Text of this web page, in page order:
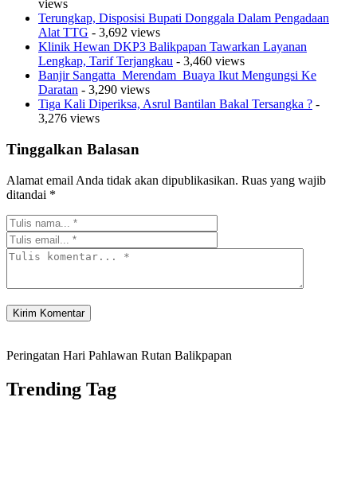
views
Terungkap, Disposisi Bupati Donggala Dalam Pengadaan
Alat TTG - 3,692 views
Klinik Hewan DKP3 Balikpapan Tawarkan Layanan
Lengkap, Tarif Terjangkau - 3,460 views
Banjir Sangatta Merendam Buaya Ikut Mengungsi Ke
Daratan - 3,290 views
Tiga Kali Diperiksa, Asrul Bantilan Bakal Tersangka ? -
3,276 views
Tinggalkan Balasan
Alamat email Anda tidak akan dipublikasikan. Ruas yang wajib
ditandai *
Peringatan Hari Pahlawan Rutan Balikpapan
Trending Tag